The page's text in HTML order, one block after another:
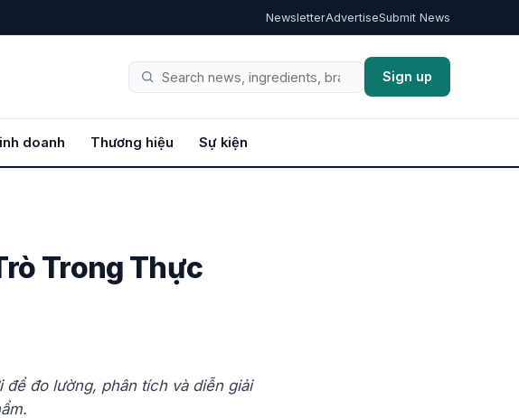
NewsletterAdvertiseSubmit News
Tìm
Sign up
doanh Thương hiệu Sự kiện
Trong Thực
đo lường, phân tích và diễn giải